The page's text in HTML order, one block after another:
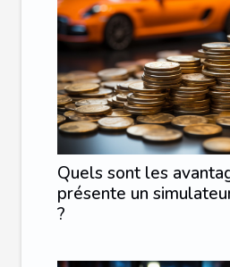
Quels sont les
présente un
?